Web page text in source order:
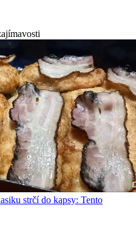
strčí do kapsy: Tento